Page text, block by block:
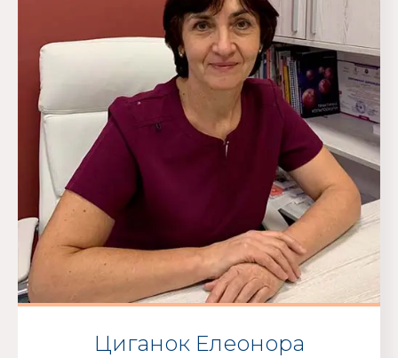
Циганок Елеонора